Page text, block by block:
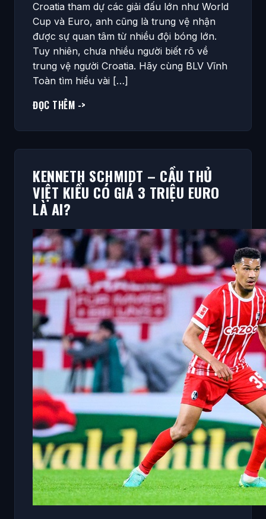
Croatia tham dự các giải đấu lớn như World
Cup và Euro, anh cũng là trung vệ nhận
được sự quan tâm từ nhiều đội bóng lớn.
Tuy nhiên, chưa nhiều người biết rõ về
trung vệ người Croatia. Hãy cùng BLV Vĩnh
Toàn tìm hiểu vài […]
ĐỌC THÊM ->
KENNETH SCHMIDT – CẦU THỦ
VIỆT KIỀU CÓ GIÁ 3 TRIỆU EURO
LÀ AI?